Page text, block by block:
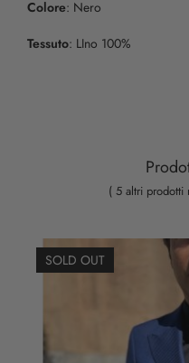
Colore: Nero
Tessuto: LIno 100%
( 5 altri prodotti
SOLD OUT